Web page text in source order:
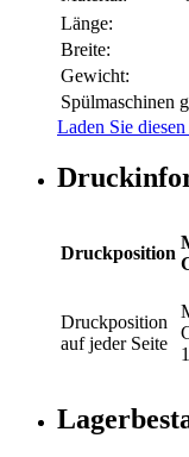
Länge:
Breite:
Gewicht:
Spülmaschinen
Laden Sie
Druckposition
Druckposition
auf jeder Seite